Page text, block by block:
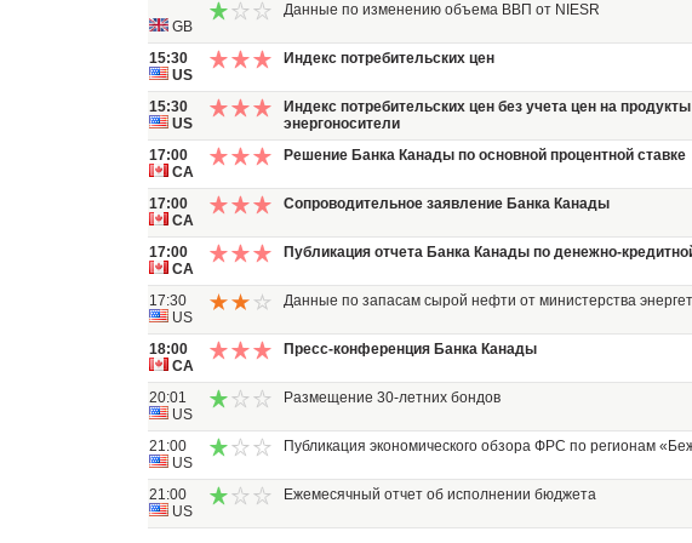
GB
Данные по изменению объема ВВП от NIESR
15:30
US
Индекс потребительских цен
15:30
US
Индекс потребительских цен без учета цен на
энергоносители
17:00
CA
Решение Банка Канады по основной процентной ставке
17:00
CA
Сопроводительное заявление Банка Канады
17:00
CA
Публикация отчета Банка Канады по денежно-
17:30
US
Данные по запасам сырой нефти от министерства
18:00
CA
Пресс-конференция Банка Канады
20:01
US
Размещение 30-летних бондов
21:00
US
Публикация экономического обзора ФРС по регионам
21:00
US
Ежемесячный отчет об исполнении бюджета